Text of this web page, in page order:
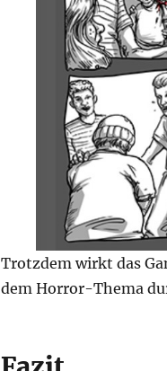
Trotzdem wirkt das
dem Horror-Thema